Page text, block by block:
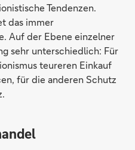
Tendenzen.
das immer
Auf der Ebene einzelner
sehr unterschiedlich: Für
teureren Einkauf
für die anderen Schutz